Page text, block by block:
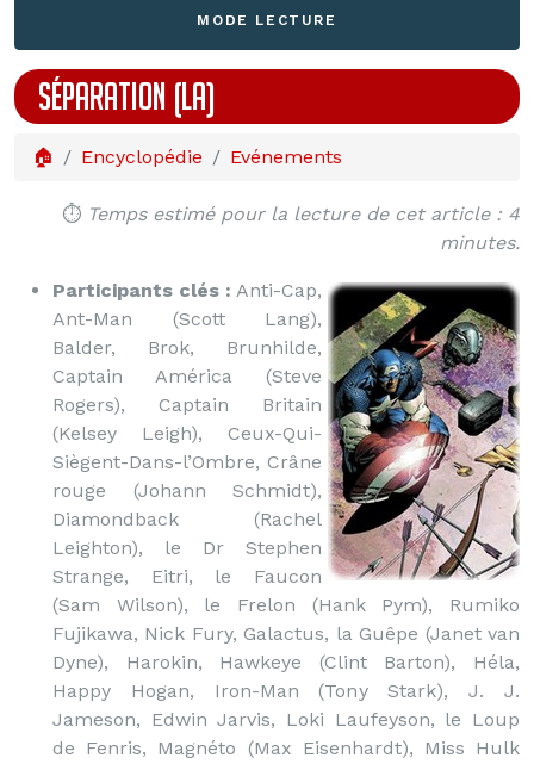
MODE LECTURE
SÉPARATION (LA)
🏠 Encyclopédie Evénements
⏱️ Temps estimé pour la lecture de cet article : 4
minutes.
Participants clés : Anti-Cap,
Ant-Man (Scott Lang),
Balder, Brok, Brunhilde,
Captain América (Steve
Rogers), Captain Britain
(Kelsey Leigh), Ceux-Qui-
Siègent-Dans-l’Ombre, Crâne
rouge (Johann Schmidt),
Diamondback (Rachel
Leighton), le Dr Stephen
Strange, Eitri, le Faucon
(Sam Wilson), le Frelon (Hank Pym), Rumiko
Fujikawa, Nick Fury, Galactus, la Guêpe (Janet van
Dyne), Harokin, Hawkeye (Clint Barton), Héla,
Happy Hogan, Iron-Man (Tony Stark), J. J.
Jameson, Edwin Jarvis, Loki Laufeyson, le Loup
de Fenris, Magnéto (Max Eisenhardt), Miss Hulk